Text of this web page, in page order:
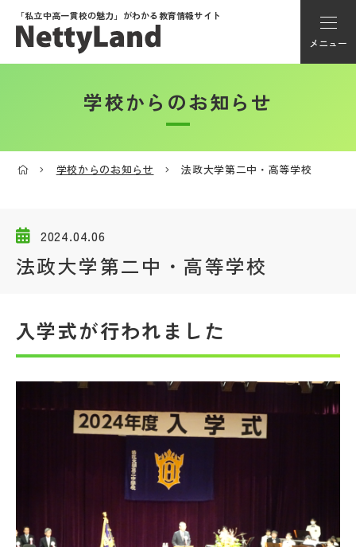
「私立中高一貫校の魅力」がわかる教育情報サイト
メニュー
アカウント登録
学校選び
私学探検隊
帰国生受験情報
説明会・イベント情報
学校からのお知らせ
学校からのお知らせ
学校からのお知らせ 法政大学第二中・高等学校
2024.04.06
法政大学第二中・高等学校
入学式が行われました